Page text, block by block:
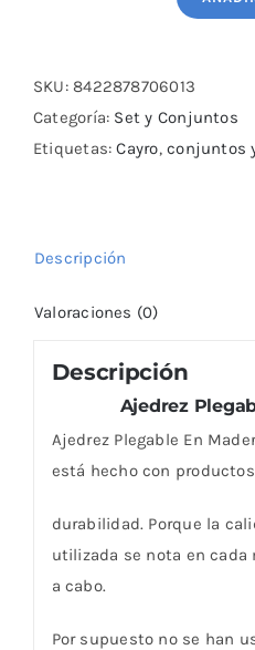
Madera
SKU:8422878706013
Categoría: Set y Conjuntos
Etiquetas:Cayro,conjuntos
Descripción
Valoraciones (0)
Descripción
Ajedrez
Ajedrez Plegable En
está hecho con
durabilidad. Porque la
utilizada se nota en
a cabo.
Por supuesto no se han